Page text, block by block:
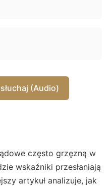
(Audio)
często grzęzną w
wskaźniki przesłaniają
artykuł analizuje, jak